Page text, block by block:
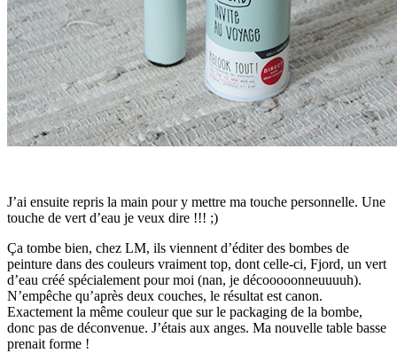
J’ai ensuite repris la main pour y mettre ma touche personnelle. Une
touche de vert d’eau je veux dire !!! ;)
Ça tombe bien, chez LM, ils viennent d’éditer des bombes de
peinture dans des couleurs vraiment top, dont celle-ci, Fjord, un vert
d’eau créé spécialement pour moi (nan, je décooooonneuuuuh).
N’empêche qu’après deux couches, le résultat est canon.
Exactement la même couleur que sur le packaging de la bombe,
donc pas de déconvenue. J’étais aux anges. Ma nouvelle table basse
prenait forme !